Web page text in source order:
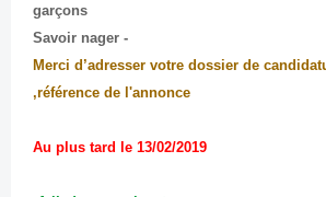
garçons
- Savoir nager
Merci d’adresser votre dossier de
référence de l'annonce,
Au plus tard le 13/02/2019